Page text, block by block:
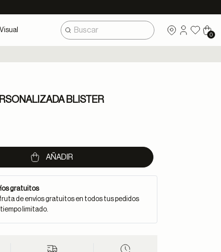
0
BLISTER
AÑADIR
gratuitos
de envíos gratuitos en todos tus pedidos
limitado.